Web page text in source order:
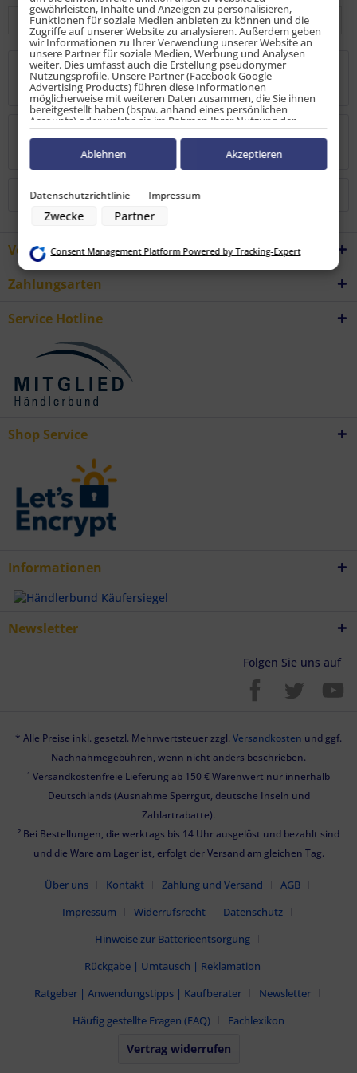
Beschreibung
mehr
Bewertungen
0
Bewertungen lesen, schreiben und diskutieren...mehr
Kunden kauften auch
Vorteile
Zahlungsarten
Service Hotline
Shop Service
Informationen
Newsletter
Folgen Sie uns auf
* Alle Preise inkl. gesetzl. Mehrwertsteuer zzgl. Versandkosten und ggf.
Nachnahmegebühren, wenn nicht anders beschrieben.
¹ Versandkostenfreie Lieferung ab 150 € Warenwert nur innerhalb
Deutschlands (Ausnahme Sperrgut, deutsche Inseln und
Zahlartrabatte).
² Bei Bestellungen, die werktags bis 14 Uhr ausgelöst und bezahlt sind
und die Ware am Lager ist, erfolgt der Versand am gleichen Tag.
Über uns Kontakt Zahlung und Versand
AGB
Impressum
Widerrufsrecht
Datenschutz
Hinweise zur Batterieentsorgung
Rückgabe | Umtausch | Reklamation
Ratgeber | Anwendungstipps | Kaufberater
Newsletter
Häufig gestellte Fragen (FAQ)
Fachlexikon
Vertrag widerrufen
gewährleisten, Inhalte und Anzeigen zu personalisieren,
Funktionen für soziale Medien anbieten zu können und die
Zugriffe auf unserer Website zu analysieren. Außerdem geben
wir Informationen zu Ihrer Verwendung unserer Website an
unsere Partner für soziale Medien, Werbung und Analysen
weiter. Dies umfasst auch die Erstellung pseudonymer
Nutzungsprofile. Unsere Partner (Facebook Google
Advertising Products) führen diese Informationen
möglicherweise mit weiteren Daten zusammen, die Sie ihnen
bereitgestellt haben (bspw. anhand eines persönlichen
Accounts) oder welche sie im Rahmen Ihrer Nutzung der
Dienste gesammelt haben (bspw. Nutzungsdaten anderer
Geräte). Ihre Einwilligung zur Nutzung von Cookies und Pixeln
können Sie jederzeit widerrufen, indem Sie auf den
Datenschutz-Button links unten klicken und dort die
Zwecke der Datenverarbeitung durch unsere Partner:
Speichern von oder Zugriff auf Informationen auf einem Endgerät
Verwendung von Profilen zur Auswahl personalisierter Werbung
Verwendung von Profilen zur Auswahl personalisierter Inhalte
Messung der Werbeleistung
Analyse von Zielgruppen durch Statistiken oder Kombinationen von
Daten aus verschiedenen Quellen
Verwendung reduzierter Daten zur Auswahl von Inhalten
Besondere Features:
Verwendung genauer Standortdaten
Endgeräteeigenschaften zur Identifikation aktiv abfragen
Datenschutzrichtlinie Impressum
Zwecke Partner
Ablehnen Akzeptieren
Consent Management Platform Powered by Tracking-Expert